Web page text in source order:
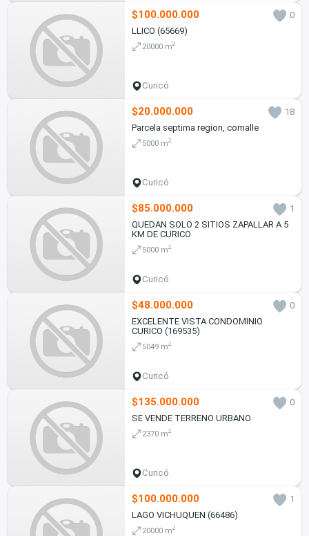
$100.000.000
0
LLICO (65669)
20000 m2
Curicó
$20.000.000
18
Parcela septima region, comalle
5000 m2
Curicó
$85.000.000
1
QUEDAN SOLO 2 SITIOS ZAPALLAR A 5
KM DE CURICO
5000 m2
Curicó
$48.000.000
0
EXCELENTE VISTA CONDOMINIO
CURICO (169535)
5049 m2
Curicó
$135.000.000
0
SE VENDE TERRENO URBANO
2370 m2
Curicó
$100.000.000
1
LAGO VICHUQUEN (66486)
20000 m2